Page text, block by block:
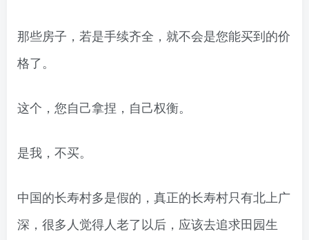
那些房子，若是手续齐全，就不会是您能买到的价
格了。
这个，您自己拿捏，自己权衡。
是我，不买。
中国的长寿村多是假的，真正的长寿村只有北上广
深，很多人觉得人老了以后，应该去追求田园生